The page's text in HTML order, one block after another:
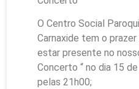
O Centro Social
Carnaxide tem o
estar presente no
Concerto “ no dia 15
pelas 21h00;